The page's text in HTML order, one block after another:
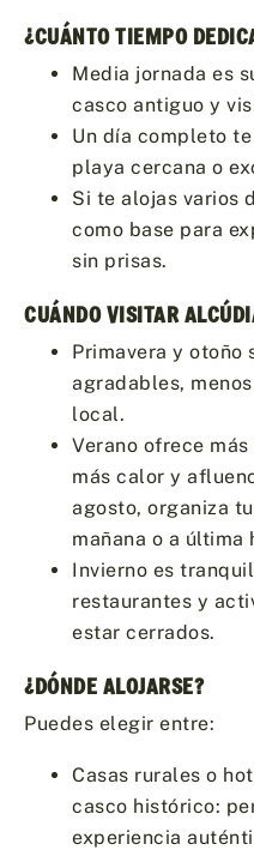
¿CUÁNTO TIEMPO
Media jornada es
casco antiguo y
Un día completo
playa cercana o
Si te alojas varios
como base para
sin prisas.
CUÁNDO VISITAR
Primavera y otoño
agradables,
local.
Verano ofrece
más calor y
agosto, organiza
mañana o a última
Invierno es
restaurantes y
estar cerrados.
¿DÓNDE ALOJARSE?
Puedes elegir entre:
Casas rurales o
casco histórico:
experiencia